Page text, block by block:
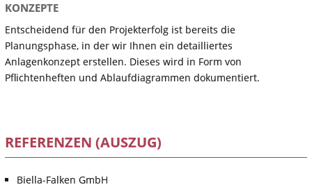
KONZEPTE
Entscheidend für den Projekterfolg ist bereits die
Planungsphase, in der wir Ihnen ein detailliertes
Anlagenkonzept erstellen. Dieses wird in Form von
Pflichtenheften und Ablaufdiagrammen dokumentiert.
REFERENZEN (AUSZUG)
Biella-Falken GmbH